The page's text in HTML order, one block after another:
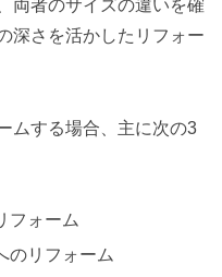
両者のサイズの違いを確
深さを活かしたリフォー
ムする場合、主に次の3
フォーム
のリフォーム